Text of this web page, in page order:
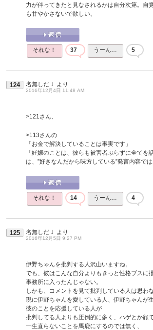
力が伴ってきたと見なされるかは自分次第。自
も甘やかさないで欲しい。
それな！ 37 うーん… 5
124 名無しだＪ より
2016年12月4日 11:48 AM
>121さん、
>113さんの
「お金で解決していることは事実です」
「妊娠のことは、彼らも被害者ぶらずに全てを
は、”好きなんだから味方している”発言内容では
それな！ 14 うーん… 4
125 名無しだＪ より
2016年12月5日 9:27 PM
伊野ちゃんを批判する人沢山いますね。
でも、彼はこんな自分よりもきっと性格ブスに
事務所に入ったんじゃない。
しかも、コメントを見て批判している人は思わ
現に伊野ちゃんを愛している人、伊野ちゃんが
彼のことを応援している人が
批判してる人よりも圧倒的に多く、ハゲとか顔
一生直らないことを馬鹿にするのでは無く、